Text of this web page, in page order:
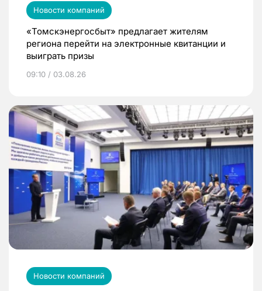
Новости компаний
«Томскэнергосбыт» предлагает жителям
региона перейти на электронные квитанции и
выиграть призы
09:10 / 03.08.26
Новости компаний